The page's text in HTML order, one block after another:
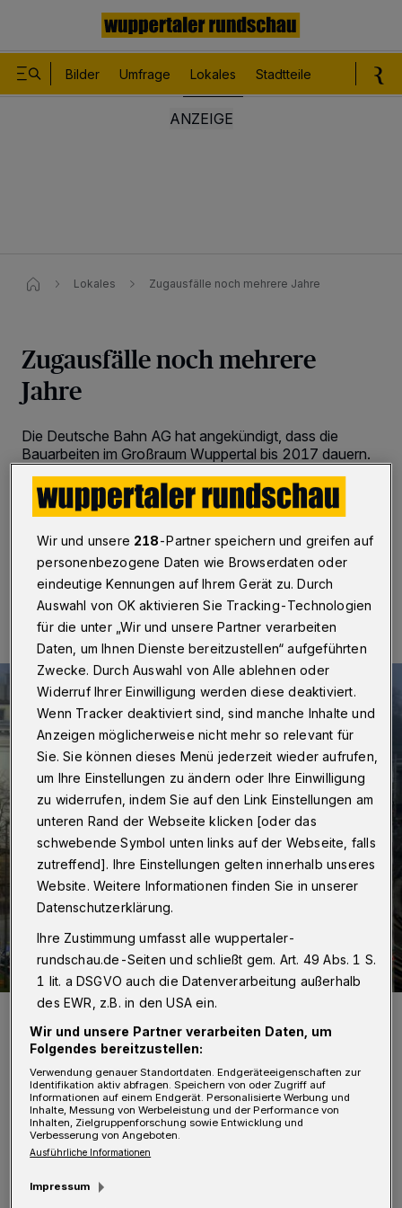
Bilder Umfrage Lokales Stadtteile
Lokales Zugausfälle noch mehrere Jahre
Zugausfälle noch mehrere
Jahre
Die Deutsche Bahn AG hat angekündigt, dass die
Bauarbeiten im Großraum Wuppertal bis 2017 dauern.
Ursprünglich sollten sie Ende 2015 abgeschlossen
werden. Damit gibt es noch mehrere Jahre
Streckensperrungen und Zugausfälle.
20.03.2015 , 18:22 Uhr Eine Minute Lesezeit
Die Bahn kommt - aber nicht immer.
Foto: Jörn Koldehoff
Die Sanierung des Schienennetzes, die
Wir und unsere 218-Partner speichern und greifen auf
personenbezogene Daten wie Browserdaten oder
eindeutige Kennungen auf Ihrem Gerät zu. Durch
Auswahl von OK aktivieren Sie Tracking-Technologien
für die unter „Wir und unsere Partner verarbeiten
Daten, um Ihnen Dienste bereitzustellen“ aufgeführten
Zwecke. Durch Auswahl von Alle ablehnen oder
Widerruf Ihrer Einwilligung werden diese deaktiviert.
Wenn Tracker deaktiviert sind, sind manche Inhalte und
Anzeigen möglicherweise nicht mehr so relevant für
Sie. Sie können dieses Menü jederzeit wieder aufrufen,
um Ihre Einstellungen zu ändern oder Ihre Einwilligung
zu widerrufen, indem Sie auf den Link Einstellungen am
unteren Rand der Webseite klicken [oder das
schwebende Symbol unten links auf der Webseite, falls
zutreffend]. Ihre Einstellungen gelten innerhalb unseres
Website. Weitere Informationen finden Sie in unserer
Datenschutzerklärung.
Ihre Zustimmung umfasst alle wuppertaler-
rundschau.de-Seiten und schließt gem. Art. 49 Abs. 1 S.
1 lit. a DSGVO auch die Datenverarbeitung außerhalb
des EWR, z.B. in den USA ein.
Wir und unsere Partner verarbeiten Daten, um
Folgendes bereitzustellen:
Verwendung genauer Standortdaten. Endgeräteeigenschaften zur
Identifikation aktiv abfragen. Speichern von oder Zugriff auf
Informationen auf einem Endgerät. Personalisierte Werbung und
Inhalte, Messung von Werbeleistung und der Performance von
Inhalten, Zielgruppenforschung sowie Entwicklung und
Verbesserung von Angeboten.
Ausführliche Informationen
Impressum